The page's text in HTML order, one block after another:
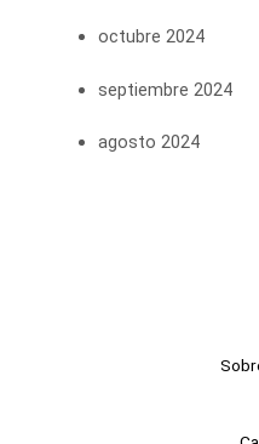
octubre 2024
septiembre 2024
agosto 2024